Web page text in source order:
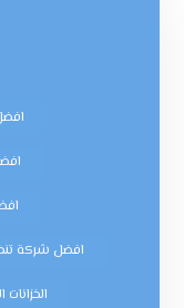
افضل شركة
الخزانات